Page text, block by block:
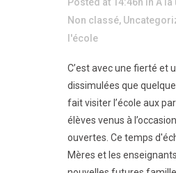
Non classé,
l'école
C’est avec une fierté et
dissimulées que
fait visiter l’école aux
élèves venus à
ouvertes. Ce temps
Mères et les